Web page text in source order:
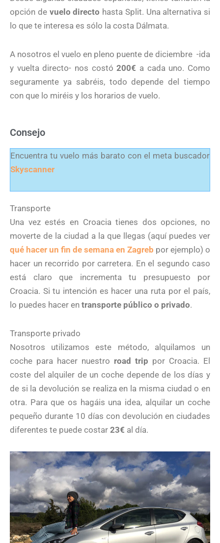
opción de vuelo directo hasta Split. Una alternativa si
lo que te interesa es sólo la costa Dálmata.
A nosotros el vuelo en pleno puente de diciembre -ida
y vuelta directo- nos costó200€ a cada uno. Como
seguramente ya sabréis, todo depende del tiempo
con que lo miréis y los horarios de vuelo.
Consejo
Encuentra tu vuelo más barato con el meta buscador
Skyscanner
Transporte
Una vez estés en Croacia tienes dos opciones, no
moverte de la ciudad a la que llegas (aquí puedes ver
qué hacer un fin de semana en Zagreb por ejemplo) o
hacer un recorrido por carretera. En el segundo caso
está claro que incrementa tu presupuesto por
Croacia. Si tu intención es hacer una ruta por el país,
lo puedes hacer en transporte público o privado.
Transporte privado
Nosotros utilizamos este método, alquilamos un
coche para hacer nuestro road trip por Croacia. El
coste del alquiler de un coche depende de los días y
de si la devolución se realiza en la misma ciudad o en
otra. Para que os hagáis una idea, alquilar un coche
pequeño durante 10 días con devolución en ciudades
diferentes te puede costar 23€ al día.